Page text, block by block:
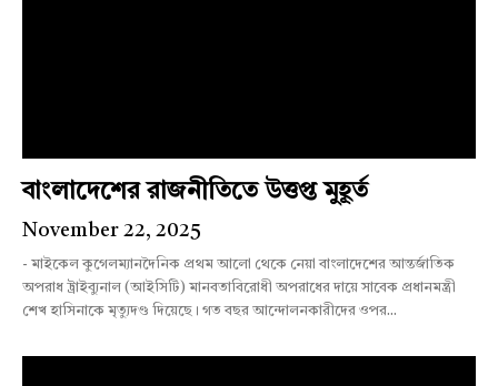
বাংলাদেশের রাজনীতিতে উত্তপ্ত মুহূর্ত
November 22, 2025
- মাইকেল কুগেলম্যানদৈনিক প্রথম আলো থেকে নেয়া বাংলাদেশের আন্তর্জাতিক
অপরাধ ট্রাইব্যুনাল (আইসিটি) মানবতাবিরোধী অপরাধের দায়ে সাবেক প্রধানমন্ত্রী
শেখ হাসিনাকে মৃত্যুদণ্ড দিয়েছে। গত বছর আন্দোলনকারীদের ওপর...